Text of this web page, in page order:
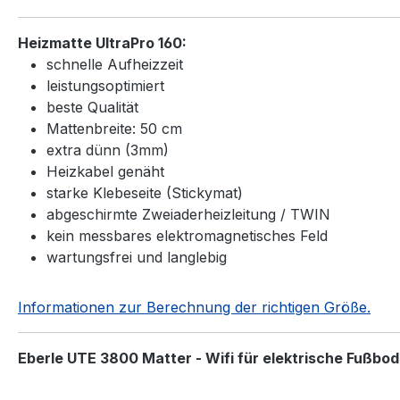
Heizmatte UltraPro 160:
schnelle Aufheizzeit
leistungsoptimiert
beste Qualität
Mattenbreite: 50 cm
extra dünn (3mm)
Heizkabel genäht
starke Klebeseite (Stickymat)
abgeschirmte Zweiaderheizleitung / TWIN
kein messbares elektromagnetisches Feld
wartungsfrei und langlebig
Informationen zur Berechnung der richtigen Größe.
Eberle UTE 3800 Matter - Wifi für elektrische